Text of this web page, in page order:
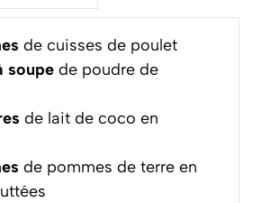
de cuisses de poulet
soupe de poudre de
de lait de coco en
de pommes de terre en